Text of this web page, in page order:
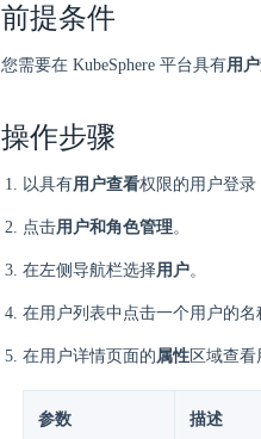
前提条件
您需要在 KubeSphere 平台具有用
操作步骤
以具有用户查看权限的用户登录
点击用户和角色管理。
在左侧导航栏选择用户。
在用户列表中点击一个用户的名
在用户详情页面的属性 区域查看
参数 描述